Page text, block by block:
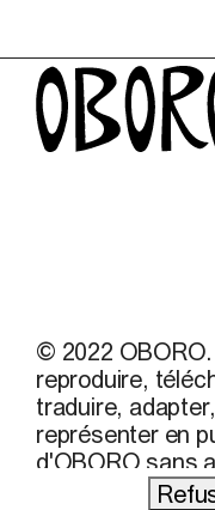
© 2022
reproduire,
traduire,
représenter en
d'OBORO sans